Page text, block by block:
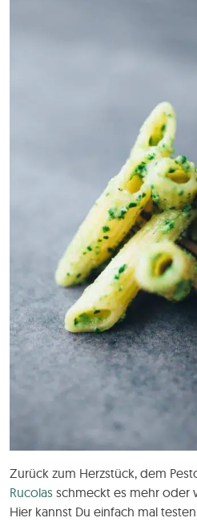
Zurück zum Herzstück, dem
Rucolas schmeckt es mehr oder
Hier kannst Du einfach mal